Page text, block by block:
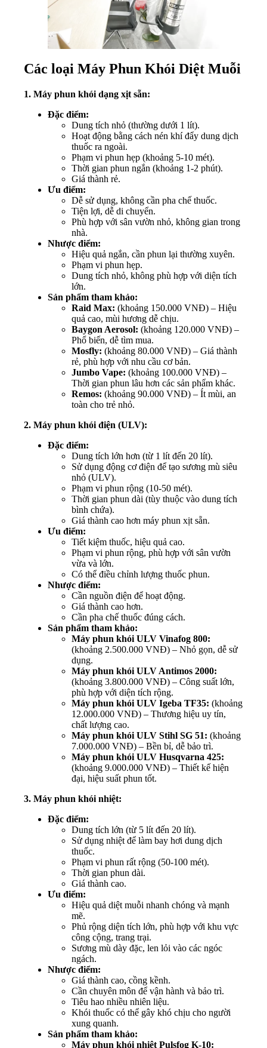
Các loại Máy Phun Khói Diệt Muỗi
1. Máy phun khói dạng xịt sẵn:
Đặc điểm:
Dung tích nhỏ (thường dưới 1 lít).
Hoạt động bằng cách nén khí đẩy dung dịch
thuốc ra ngoài.
Phạm vi phun hẹp (khoảng 5-10 mét).
Thời gian phun ngắn (khoảng 1-2 phút).
Giá thành rẻ.
Ưu điểm:
Dễ sử dụng, không cần pha chế thuốc.
Tiện lợi, dễ di chuyển.
Phù hợp với sân vườn nhỏ, không gian trong
nhà.
Nhược điểm:
Hiệu quả ngắn, cần phun lại thường xuyên.
Phạm vi phun hẹp.
Dung tích nhỏ, không phù hợp với diện tích
lớn.
Sản phẩm tham khảo:
Raid Max: (khoảng 150.000 VNĐ) – Hiệu
quả cao, mùi hương dễ chịu.
Baygon Aerosol: (khoảng 120.000 VNĐ) –
Phổ biến, dễ tìm mua.
Mosfly: (khoảng 80.000 VNĐ) – Giá thành
rẻ, phù hợp với nhu cầu cơ bản.
Jumbo Vape: (khoảng 100.000 VNĐ) –
Thời gian phun lâu hơn các sản phẩm khác.
Remos: (khoảng 90.000 VNĐ) – Ít mùi, an
toàn cho trẻ nhỏ.
2. Máy phun khói điện (ULV):
Đặc điểm:
Dung tích lớn hơn (từ 1 lít đến 20 lít).
Sử dụng động cơ điện để tạo sương mù siêu
nhỏ (ULV).
Phạm vi phun rộng (10-50 mét).
Thời gian phun dài (tùy thuộc vào dung tích
bình chứa).
Giá thành cao hơn máy phun xịt sẵn.
Ưu điểm:
Tiết kiệm thuốc, hiệu quả cao.
Phạm vi phun rộng, phù hợp với sân vườn
vừa và lớn.
Có thể điều chỉnh lượng thuốc phun.
Nhược điểm:
Cần nguồn điện để hoạt động.
Giá thành cao hơn.
Cần pha chế thuốc đúng cách.
Sản phẩm tham khảo:
Máy phun khói ULV Vinafog 800:
(khoảng 2.500.000 VNĐ) – Nhỏ gọn, dễ sử
dụng.
Máy phun khói ULV Antimos 2000:
(khoảng 3.800.000 VNĐ) – Công suất lớn,
phù hợp với diện tích rộng.
Máy phun khói ULV Igeba TF35: (khoảng
12.000.000 VNĐ) – Thương hiệu uy tín,
chất lượng cao.
Máy phun khói ULV Stihl SG 51: (khoảng
7.000.000 VNĐ) – Bền bỉ, dễ bảo trì.
Máy phun khói ULV Husqvarna 425:
(khoảng 9.000.000 VNĐ) – Thiết kế hiện
đại, hiệu suất phun tốt.
3. Máy phun khói nhiệt:
Đặc điểm:
Dung tích lớn (từ 5 lít đến 20 lít).
Sử dụng nhiệt để làm bay hơi dung dịch
thuốc.
Phạm vi phun rất rộng (50-100 mét).
Thời gian phun dài.
Giá thành cao.
Ưu điểm:
Hiệu quả diệt muỗi nhanh chóng và mạnh
mẽ.
Phủ rộng diện tích lớn, phù hợp với khu vực
công cộng, trang trại.
Sương mù dày đặc, len lỏi vào các ngóc
ngách.
Nhược điểm:
Giá thành cao, cồng kềnh.
Cần chuyên môn để vận hành và bảo trì.
Tiêu hao nhiều nhiên liệu.
Khói thuốc có thể gây khó chịu cho người
xung quanh.
Sản phẩm tham khảo:
Máy phun khói nhiệt Pulsfog K-10: